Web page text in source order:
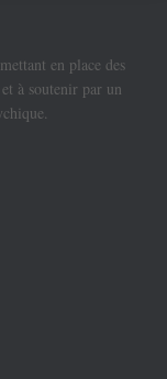
en place des
à soutenir par un